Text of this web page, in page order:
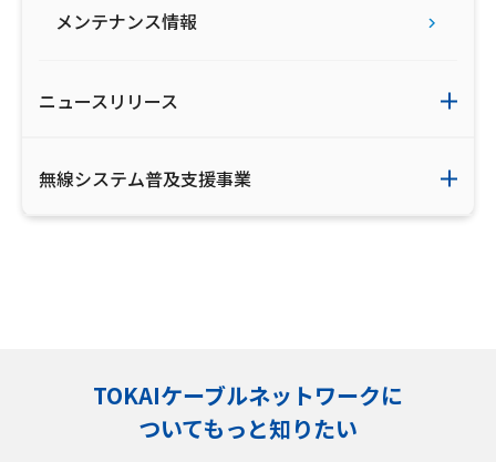
メンテナンス情報
ニュースリリース
無線システム普及支援事業
TOKAIケーブルネットワークに
ついてもっと知りたい